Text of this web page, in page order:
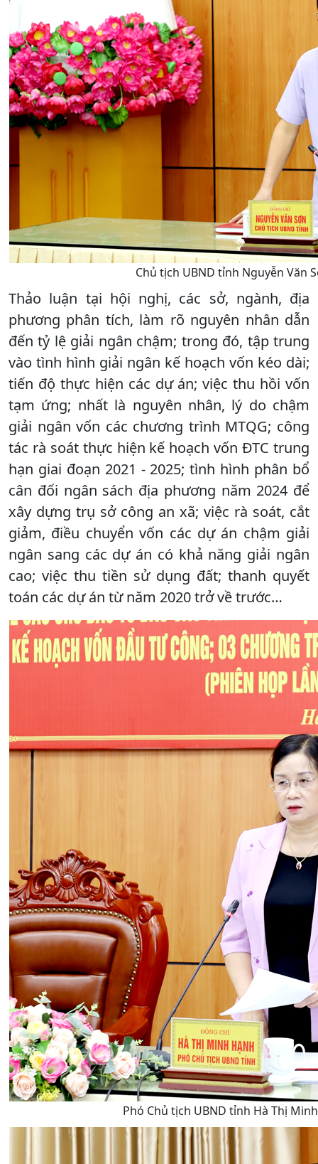
Chủ tịch UBND tỉnh Nguyễn Văn
Thảo luận tại hội nghị, các sở, ngành, địa
phương phân tích, làm rõ nguyên nhân dẫn
đến tỷ lệ giải ngân chậm; trong đó, tập trung
vào tình hình giải ngân kế hoạch vốn kéo dài;
tiến độ thực hiện các dự án; việc thu hồi vốn
tạm ứng; nhất là nguyên nhân, lý do chậm
giải ngân vốn các chương trình MTQG; công
tác rà soát thực hiện kế hoạch vốn ĐTC trung
hạn giai đoạn 2021 - 2025; tình hình phân bổ
cân đối ngân sách địa phương năm 2024 để
xây dựng trụ sở công an xã; việc rà soát, cắt
giảm, điều chuyển vốn các dự án chậm giải
ngân sang các dự án có khả năng giải ngân
cao; việc thu tiền sử dụng đất; thanh quyết
toán các dự án từ năm 2020 trở về trước…
Phó Chủ tịch UBND tỉnh Hà Thị